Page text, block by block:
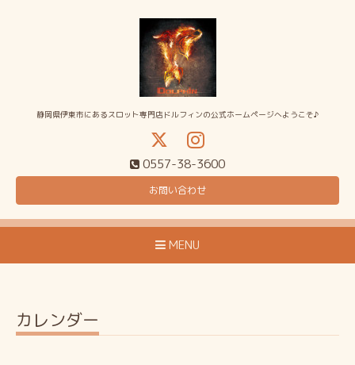
静岡県伊東市にあるスロット専門店ドルフィンの公式ホームページへようこそ♪
0557-38-3600
お問い合わせ
MENU
カレンダー